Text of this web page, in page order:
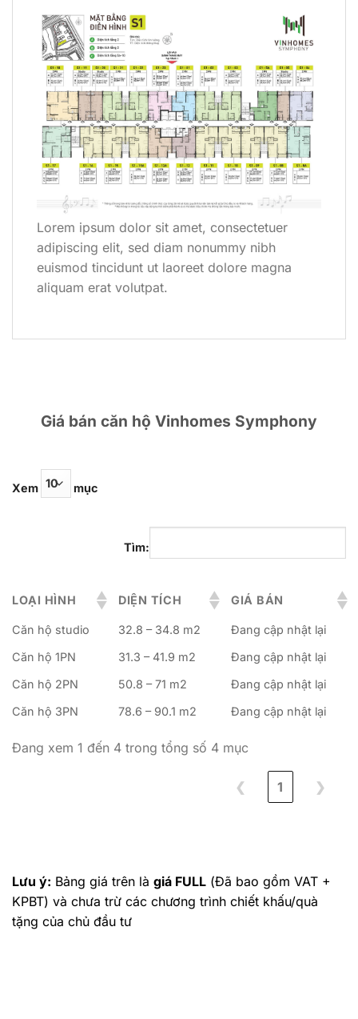
Lorem ipsum dolor sit amet, consectetuer
adipiscing elit, sed diam nonummy nibh
euismod tincidunt ut laoreet dolore magna
aliquam erat volutpat.
Giá bán căn hộ Vinhomes Symphony
Xem mục
Tìm:
LOẠI HÌNH DIỆN TÍCH GIÁ BÁN
Căn hộ studio 32.8 – 34.8 m2
Đang cập nhật lại
Căn hộ 1PN
31.3 – 41.9 m2
Đang cập nhật lại
Căn hộ 2PN
50.8 – 71 m2
Đang cập nhật lại
Căn hộ 3PN
78.6 – 90.1 m2 Đang cập nhật lại
Đang xem 1 đến 4 trong tổng số 4 mục
❮ 1 ❯
Lưu ý: Bảng giá trên là giá FULL (Đã bao gồm VAT +
KPBT) và chưa trừ các chương trình chiết khấu/quà
tặng của chủ đầu tư